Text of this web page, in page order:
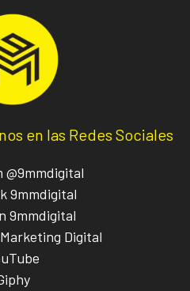
en las Redes Sociales
@9mmdigital
9mmdigital
9mmdigital
Digital